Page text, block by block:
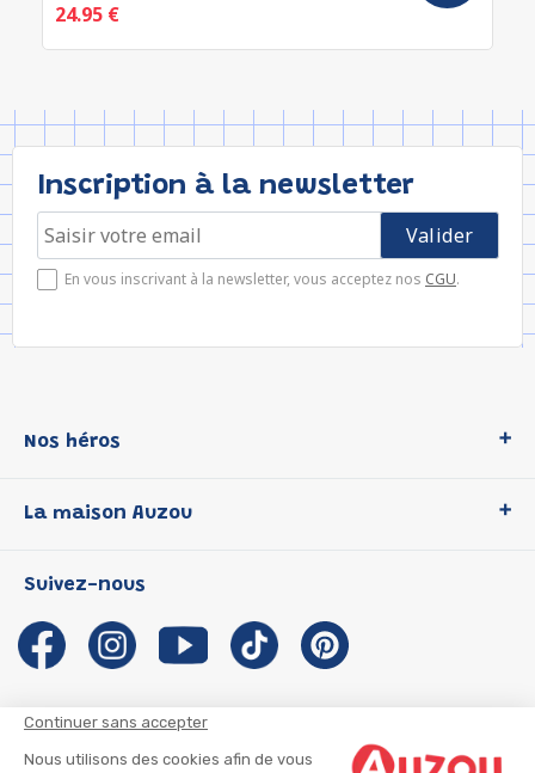
Continuer sans accepter
Nous utilisons des cookies afin de vous
24.95 €
Inscription à la newsletter
En vous inscrivant à la newsletter, vous acceptez nos CGU.
Nos héros
P'tit Loup
Les Influenceuses
Migali
Petite Taupe
La maison Auzou
Notre histoire
Auzou s'engage
Auteurs et illustrateurs Auzou
Suivez-nous